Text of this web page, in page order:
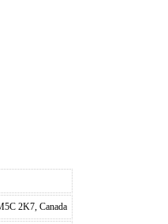
2K7, Canada